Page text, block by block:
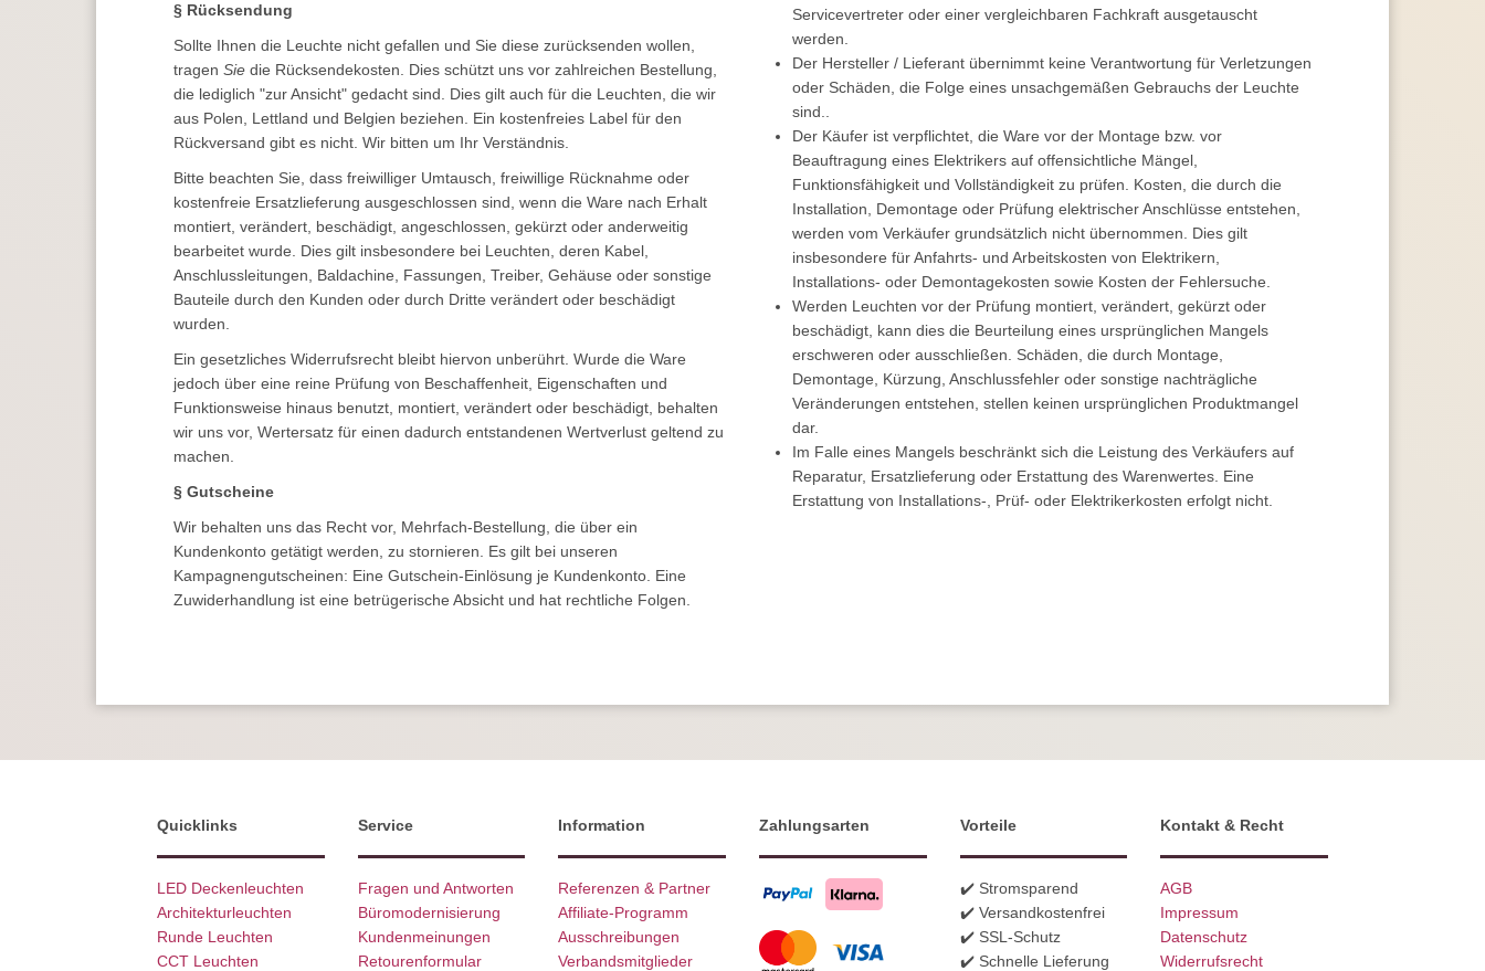
§ Rücksendung
Sollte Ihnen die Leuchte nicht gefallen und Sie diese zurücksenden wollen,
tragen Sie die Rücksendekosten. Dies schützt uns vor zahlreichen Bestellung,
die lediglich "zur Ansicht" gedacht sind. Dies gilt auch für die Leuchten, die wir
aus Polen, Lettland und Belgien beziehen. Ein kostenfreies Label für den
Rückversand gibt es nicht. Wir bitten um Ihr Verständnis.
Bitte beachten Sie, dass freiwilliger Umtausch, freiwillige Rücknahme oder
kostenfreie Ersatzlieferung ausgeschlossen sind, wenn die Ware nach Erhalt
montiert, verändert, beschädigt, angeschlossen, gekürzt oder anderweitig
bearbeitet wurde. Dies gilt insbesondere bei Leuchten, deren Kabel,
Anschlussleitungen, Baldachine, Fassungen, Treiber, Gehäuse oder sonstige
Bauteile durch den Kunden oder durch Dritte verändert oder beschädigt
wurden.
Ein gesetzliches Widerrufsrecht bleibt hiervon unberührt. Wurde die Ware
jedoch über eine reine Prüfung von Beschaffenheit, Eigenschaften und
Funktionsweise hinaus benutzt, montiert, verändert oder beschädigt, behalten
wir uns vor, Wertersatz für einen dadurch entstandenen Wertverlust geltend zu
machen.
§ Gutscheine
Wir behalten uns das Recht vor, Mehrfach-Bestellung, die über ein
Kundenkonto getätigt werden, zu stornieren. Es gilt bei unseren
Kampagnengutscheinen: Eine Gutschein-Einlösung je Kundenkonto. Eine
Zuwiderhandlung ist eine betrügerische Absicht und hat rechtliche Folgen.
Servicevertreter oder einer vergleichbaren Fachkraft ausgetauscht
werden.
Der Hersteller / Lieferant übernimmt keine Verantwortung für Verletzungen
oder Schäden, die Folge eines unsachgemäßen Gebrauchs der Leuchte
sind..
Der Käufer ist verpflichtet, die Ware vor der Montage bzw. vor
Beauftragung eines Elektrikers auf offensichtliche Mängel,
Funktionsfähigkeit und Vollständigkeit zu prüfen. Kosten, die durch die
Installation, Demontage oder Prüfung elektrischer Anschlüsse entstehen,
werden vom Verkäufer grundsätzlich nicht übernommen. Dies gilt
insbesondere für Anfahrts- und Arbeitskosten von Elektrikern,
Installations- oder Demontagekosten sowie Kosten der Fehlersuche.
Werden Leuchten vor der Prüfung montiert, verändert, gekürzt oder
beschädigt, kann dies die Beurteilung eines ursprünglichen Mangels
erschweren oder ausschließen. Schäden, die durch Montage,
Demontage, Kürzung, Anschlussfehler oder sonstige nachträgliche
Veränderungen entstehen, stellen keinen ursprünglichen Produktmangel
dar.
Im Falle eines Mangels beschränkt sich die Leistung des Verkäufers auf
Reparatur, Ersatzlieferung oder Erstattung des Warenwertes. Eine
Erstattung von Installations-, Prüf- oder Elektrikerkosten erfolgt nicht.
Quicklinks
LED Deckenleuchten
Architekturleuchten
Runde Leuchten
CCT Leuchten
Service
Fragen und Antworten
Büromodernisierung
Kundenmeinungen
Retourenformular
Information
Referenzen & Partner
Affiliate-Programm
Ausschreibungen
Verbandsmitglieder
Zahlungsarten Vorteile
✔️ Stromsparend
✔️ Versandkostenfrei
✔️ SSL-Schutz
✔️ Schnelle Lieferung
Kontakt & Recht
AGB
Impressum
Datenschutz
Widerrufsrecht